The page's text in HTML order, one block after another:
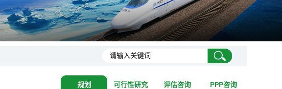
规划 可行性研究 评估咨询 PPP咨询